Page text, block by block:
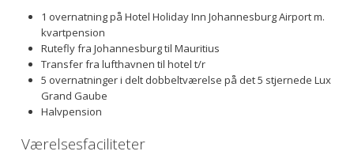
1 overnatning på Hotel Holiday Inn Johannesburg Airport m.
kvartpension
Rutefly fra Johannesburg til Mauritius
Transfer fra lufthavnen til hotel t/r
5 overnatninger i delt dobbeltværelse på det 5 stjernede Lux
Grand Gaube
Halvpension
Værelsesfaciliteter